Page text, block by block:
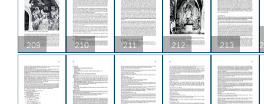
209 210 211 212 213